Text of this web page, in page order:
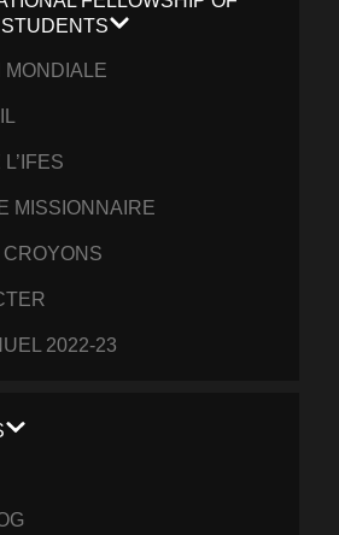
MONDIALE
L’IFES
MISSIONNAIRE
2022-23